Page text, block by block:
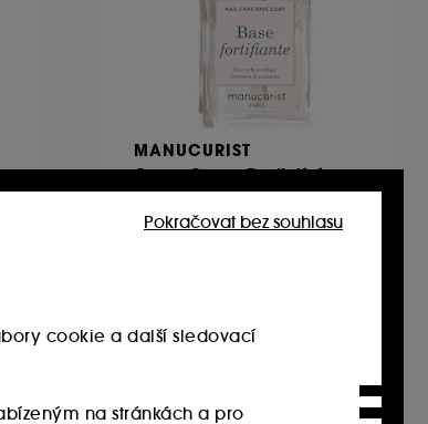
MANUCURIST
Green Care – Posilující
báze na nehty
58
Pouze online
cookie a další sledovací
na stránkách a pro
Pokračovat bez souhlasu